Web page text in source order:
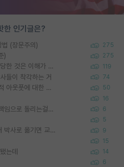
한 인기글은?
(장문주의) 275
) 275
대학원생들 교수에게 가스라이팅 당한 것은 이해가 갑니다. 안타깝네요. 119
들이 착각하는 거 74
포스텍 억까에 대해 (동문의 학문적 아웃풋에 대한 반박) 50
16
왜 후배가 못하는걸 교수님은 내 책임으로 돌리는걸까요? 6
5
SSH 박사과정을 그만두고 지방대 박사로 옮기면 교수의 꿈은 끝일까요? 9
15
는데 14
6